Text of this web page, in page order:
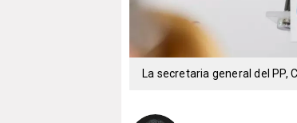
La secretaria general del PP,